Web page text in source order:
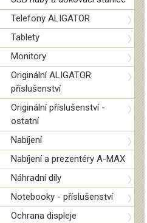
Telefony ALIGATOR
Tablety
Monitory
Originální ALIGATOR
příslušenství
Originální příslušenství -
ostatní
Nabíjení
Nabíjení a prezentéry A-MAX
Náhradní díly
Notebooky - příslušenství
Ochrana displeje